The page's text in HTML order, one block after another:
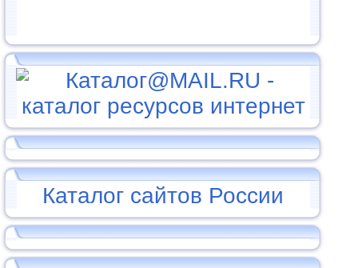
Каталог сайтов России